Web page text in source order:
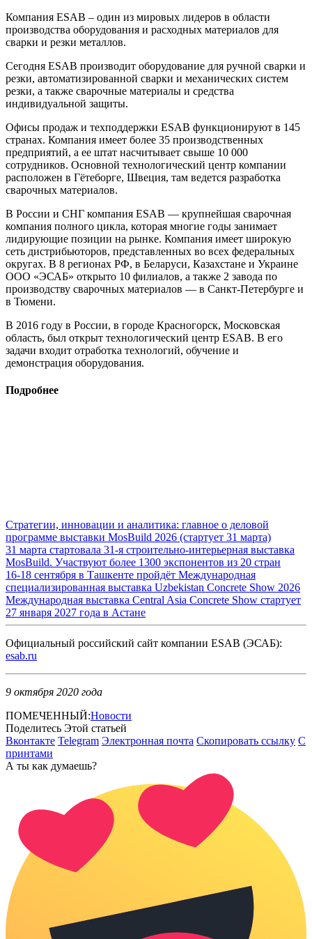
Компания ESAB – один из мировых лидеров в области
производства оборудования и расходных материалов для
сварки и резки металлов.
Сегодня ESAB производит оборудование для ручной сварки и
резки, автоматизированной сварки и механических систем
резки, а также сварочные материалы и средства
индивидуальной защиты.
Офисы продаж и техподдержки ESAB функционируют в 145
странах. Компания имеет более 35 производственных
предприятий, а ее штат насчитывает свыше 10 000
сотрудников. Основной технологический центр компании
расположен в Гётеборге, Швеция, там ведется разработка
сварочных материалов.
В России и СНГ компания ESAB — крупнейшая сварочная
компания полного цикла, которая многие годы занимает
лидирующие позиции на рынке. Компания имеет широкую
сеть дистрибьюторов, представленных во всех федеральных
округах. В 8 регионах РФ, в Беларуси, Казахстане и Украине
OOO «ЭСАБ» открыто 10 филиалов, а также 2 завода по
производству сварочных материалов — в Санкт-Петербурге и
в Тюмени.
В 2016 году в России, в городе Красногорск, Московская
область, был открыт технологический центр ESAB. В его
задачи входит отработка технологий, обучение и
демонстрация оборудования.
Подробнее
Стратегии, инновации и аналитика: главное о деловой
программе выставки MosBuild 2026 (стартует 31 марта)
31 марта стартовала 31-я строительно-интерьерная выставка
MosBuild. Участвуют более 1300 экспонентов из 20 стран
16-18 сентября в Ташкенте пройдёт Международная
специализированная выставка Uzbekistan Concrete Show 2026
Международная выставка Central Asia Concrete Show стартует
27 января 2027 года в Астане
Официальный российский сайт компании ESAB (ЭСАБ):
esab.ru
9 октября 2020 года
ПОМЕЧЕННЫЙ:Новости
Поделитесь Этой статьей
Вконтакте Telegram Электронная почта Скопировать ссылку С
принтами
А ты как думаешь?